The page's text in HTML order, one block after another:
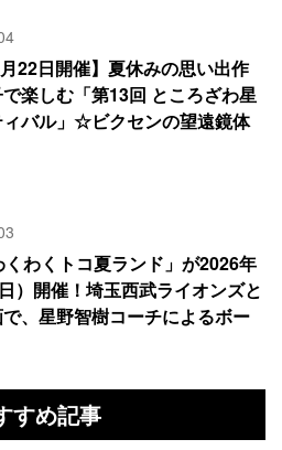
月22日開催】夏休みの思い出作
楽しむ「第13回 ところざわ星
バル」☆ビクセンの望遠鏡体
わくトコ夏ランド」が2026年
）開催！埼玉西武ライオンズと
、星野智樹コーチによるボー
すめ記事